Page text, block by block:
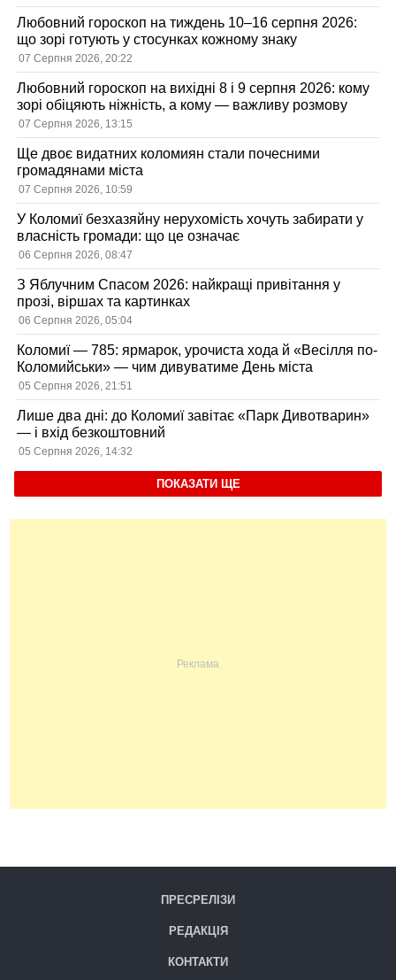
Любовний гороскоп на тиждень 10–16 серпня 2026:
що зорі готують у стосунках кожному знаку
07 Серпня 2026, 20:22
Любовний гороскоп на вихідні 8 і 9 серпня 2026: кому
зорі обіцяють ніжність, а кому — важливу розмову
07 Серпня 2026, 13:15
Ще двоє видатних коломиян стали почесними
громадянами міста
07 Серпня 2026, 10:59
У Коломиї безхазяйну нерухомість хочуть забирати у
власність громади: що це означає
06 Серпня 2026, 08:47
З Яблучним Спасом 2026: найкращі привітання у
прозі, віршах та картинках
06 Серпня 2026, 05:04
Коломиї — 785: ярмарок, урочиста хода й «Весілля по-
Коломийськи» — чим дивуватиме День міста
05 Серпня 2026, 21:51
Лише два дні: до Коломиї завітає «Парк Дивотварин»
— і вхід безкоштовний
05 Серпня 2026, 14:32
ПОКАЗАТИ ЩЕ
ПРЕСРЕЛІЗИ
РЕДАКЦІЯ
КОНТАКТИ